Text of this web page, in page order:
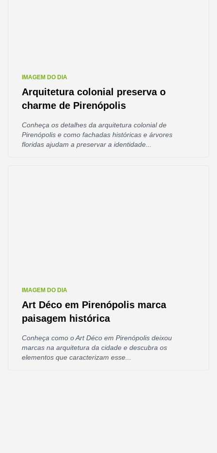
IMAGEM DO DIA
Arquitetura colonial preserva o
charme de Pirenópolis
Conheça os detalhes da arquitetura colonial de
Pirenópolis e como fachadas históricas e árvores
floridas ajudam a preservar a identidade...
IMAGEM DO DIA
Art Déco em Pirenópolis marca
paisagem histórica
Conheça como o Art Déco em Pirenópolis deixou
marcas na arquitetura da cidade e descubra os
elementos que caracterizam esse...